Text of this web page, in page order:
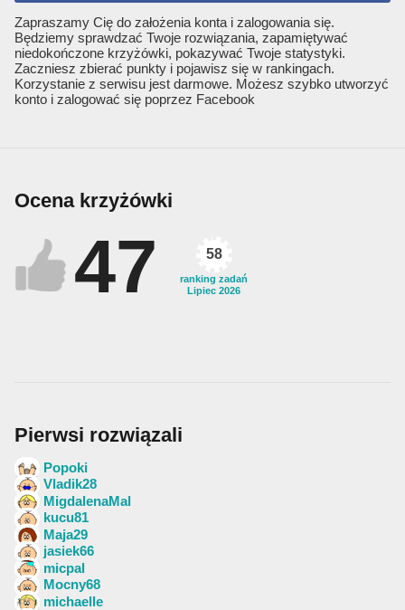
Zapraszamy Cię do założenia konta i zalogowania się.
Będziemy sprawdzać Twoje rozwiązania, zapamiętywać
niedokończone krzyżówki, pokazywać Twoje statystyki.
Zaczniesz zbierać punkty i pojawisz się w rankingach.
Korzystanie z serwisu jest darmowe. Możesz szybko utworzyć
konto i zalogować się poprzez Facebook
Ocena krzyżówki
47 58
ranking zadań
Lipiec 2026
Pierwsi rozwiązali
Popoki
Vladik28
MigdalenaMal
kucu81
Maja29
jasiek66
micpal
Mocny68
michaelle